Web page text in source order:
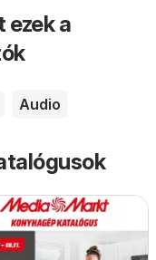
ezek a
Audio